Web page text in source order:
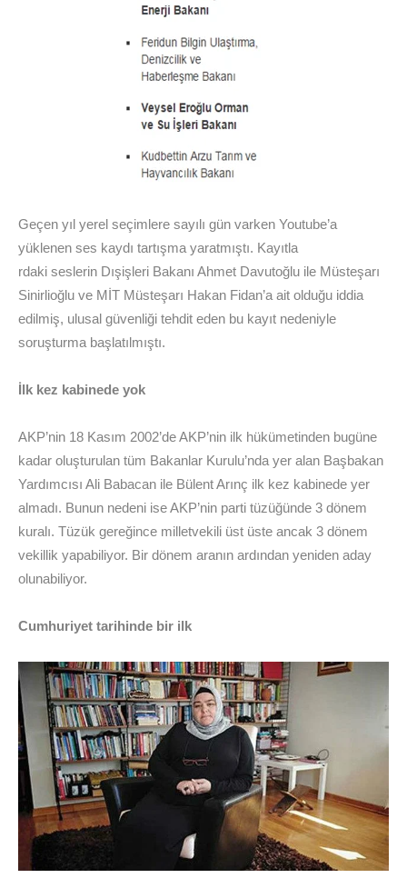
Geçen yıl yerel seçimlere sayılı gün varken Youtube’a
yüklenen ses kaydı tartışma yaratmıştı. Kayıtla
rdaki seslerin Dışişleri Bakanı Ahmet Davutoğlu ile Müsteşarı
Sinirlioğlu ve MİT Müsteşarı Hakan Fidan’a ait olduğu iddia
edilmiş, ulusal güvenliği tehdit eden bu kayıt nedeniyle
soruşturma başlatılmıştı.
İlk kez kabinede yok
AKP’nin 18 Kasım 2002’de AKP’nin ilk hükümetinden bugüne
kadar oluşturulan tüm Bakanlar Kurulu’nda yer alan Başbakan
Yardımcısı Ali Babacan ile Bülent Arınç ilk kez kabinede yer
almadı. Bunun nedeni ise AKP’nin parti tüzüğünde 3 dönem
kuralı. Tüzük gereğince milletvekili üst üste ancak 3 dönem
vekillik yapabiliyor. Bir dönem aranın ardından yeniden aday
olunabiliyor.
Cumhuriyet tarihinde bir ilk